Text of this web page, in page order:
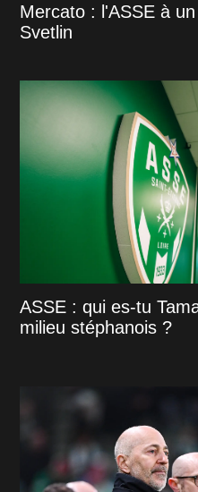
Mercato : l'ASSE à
Svetlin
ASSE : qui es-tu
milieu stéphanois ?